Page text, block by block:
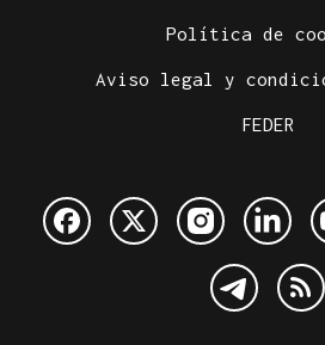
Política de
Aviso legal y
FEDER